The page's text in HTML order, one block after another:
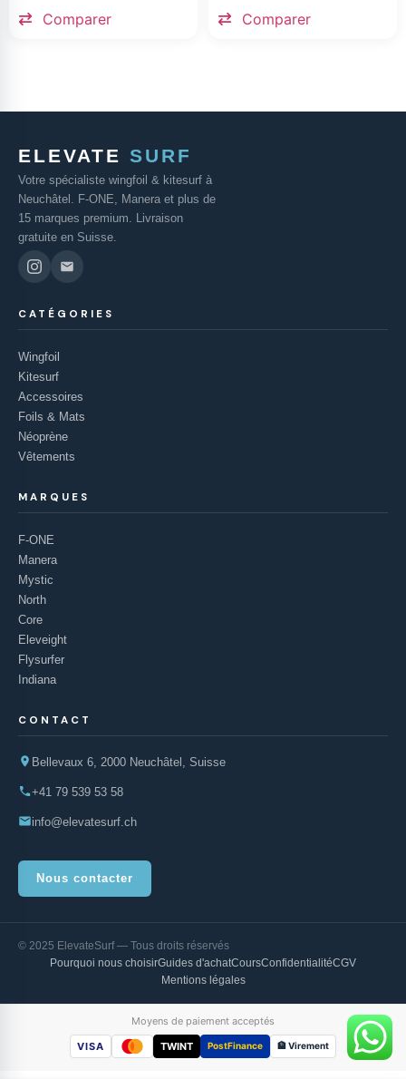
Comparer Comparer
ELEVATE SURF
Votre spécialiste wingfoil & kitesurf à
Neuchâtel. F-ONE, Manera et plus de
15 marques premium. Livraison
gratuite en Suisse.
CATÉGORIES
Wingfoil
Kitesurf
Accessoires
Foils & Mats
Néoprène
Vêtements
MARQUES
F-ONE
Manera
Mystic
North
Core
Eleveight
Flysurfer
Indiana
CONTACT
Bellevaux 6, 2000 Neuchâtel, Suisse
+41 79 539 53 58
info@elevatesurf.ch
Nous contacter
© 2025 ElevateSurf — Tous droits réservés
Pourquoi nous choisirGuides d'achatCoursConfidentialitéCGV
Mentions légales
Moyens de paiement acceptés
VISA
TWINT PostFinance 🏦 Virement